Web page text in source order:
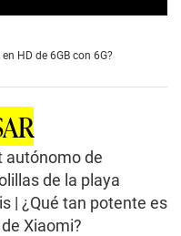
HD de 6GB con 6G?
autónomo de
de la playa
| ¿Qué tan potente es
Xiaomi?